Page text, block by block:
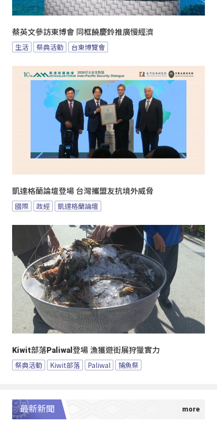
蔡英文參訪東博會 同框饒慶鈴推廣慢經濟
生活 祭典活動 台東博覽會
凱達格蘭論壇登場 台灣攜盟友抗境外威脅
國際 政經 凱達格蘭論壇
Kiwit部落Paliwal登場 漁獲遊街展狩獵實力
祭典活動 Kiwit部落 Paliwal 捕魚祭
最新新聞